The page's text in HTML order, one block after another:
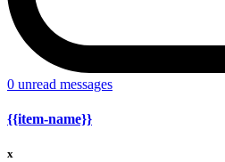
0 unread messages
{{item-name}}
x